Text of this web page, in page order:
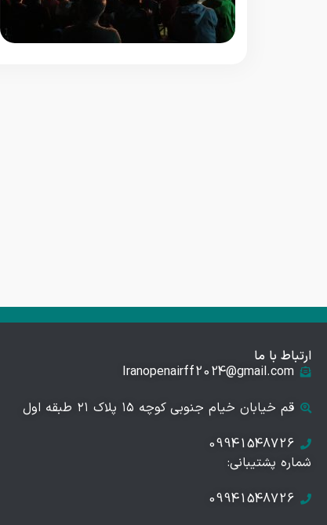
ارتباط با ما
Iranopenairff2024@gmail.com
قم خیابان خیام جنوبی کوچه ۱۵ پلاک ۲۱ طبقه اول
09941548726
شماره پشتیبانی:
09941548726